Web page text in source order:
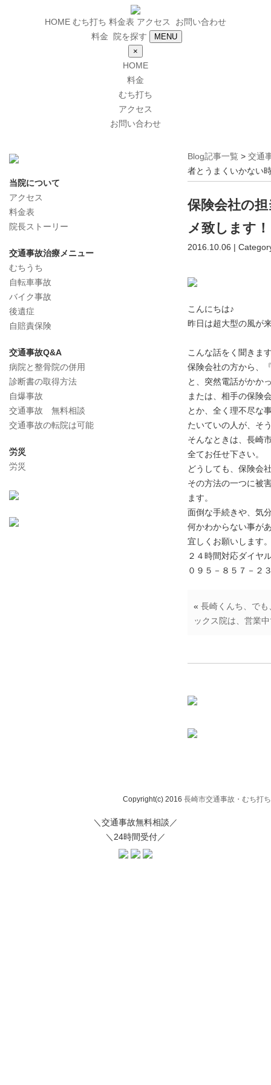
HOME むち打ち 料金表 アクセス
お問い合わせ
料金
院を探す
MENU
×
HOME
料金
むち打ち
アクセス
お問い合わせ
Blog記事一覧 > 交通
者とうまくいかない
保険会社の
メ致します！
2016.10.06 |
こんにちは♪
昨日は超大型の風が
こんな話をく聞きま
保険会社の方から、
と、突然電話がかか
または、相手の保険
とか、全く理不尽な
たいていの人が、そ
そんなときは、長崎
全てお任せ下さい。
どうしても、保険会
その方法の一つに被
ます。
面倒な手続きや、気
何かわからない事が
宜しくお願いします
２４時間対応ダイヤ
０９５－８５７－２
« 長崎くんち、で
ックス院は、営業
当院について
アクセス
料金表
院長ストーリー
交通事故治療メニュー
むちうち
自転車事故
バイク事故
後遺症
自賠責保険
交通事故Q&A
病院と整骨院の併用
診断書の取得方法
自爆事故
交通事故 無料相談
交通事故の転院は可能
労災
労災
Copyright(c) 2016 長崎市交通事故・むち打
＼交通事故無料相談／
＼24時間受付／